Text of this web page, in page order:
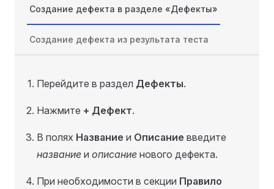
Создание дефекта в разделе «Дефекты»
Создание дефекта из результата теста
Перейдите в раздел Дефекты.
Нажмите + Дефект.
В полях Название и Описание введите
название и описание нового дефекта.
При необходимости в секции Правило